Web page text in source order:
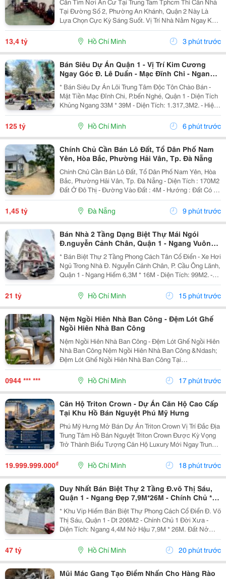
Tại Đường Số 2, Phường An Khánh, Quận 2 Này Là
Lựa Chọn Cực Kỳ Sáng Suốt. Vị Trí Nhà Nằm Ngay Khu
Trung Tâm An Khánh, Khu Vực Lõi Của Thành Phố Thủ
Đức. Với Diện Tích 62M2, Kích Thước 4.1M X 15M,...
13,4 tỷ Hồ Chí Minh 3 phút trước
Bán Siêu Dự Án Quận 1 - Vị Trí Kim Cương
Ngay Góc Đ. Lê Duẩn - Mạc Đĩnh Chi - Ngang
Hiếm 33M*39M - Gpxd 3 Hầm 16 Tầng * Lh
Giang Giang:
* Bán Siêu Dự Án Lõi Trung Tâm Độc Tôn Chào Bán -
Mặt Tiền Mạc Đĩnh Chi, P.bến Nghé, Quận 1 - Diện Tích
Khủng Ngang 33M * 39M - Diện Tích: 1.317,3M2. - Hiện
Trạng: Nhà C4. - Gpxd: 3 Hầm - 16 Tầng. - Siêu Phẩm
Cực Hiếm: Bên Trái Là Toà Nhà...
125 tỷ Hồ Chí Minh 6 phút trước
Chính Chủ Cần Bán Lô Đất, Tổ Dân Phố Nam
Yên, Hòa Bắc, Phường Hải Vân, Tp. Đà Nẵng
Chính Chủ Cần Bán Lô Đất, Tổ Dân Phố Nam Yên, Hòa
Bắc, Phường Hải Vân, Tp. Đà Nẵng - Diện Tích : 170M2
Đất Ở Đô Thị - Đường Vào Đất : 4M - Hướng : Đất Có 2
Mặt Đường Vừa Hướng Đông Vừa Hướng Tây - Giá: 1
Tỷ 450 ( Thương Lượng Chính Chủ) - Ưa...
1,45 tỷ Đà Nẵng 9 phút trước
Bán Nhà 2 Tầng Dạng Biệt Thự Mái Ngói
Đ.nguyễn Cảnh Chân, Quận 1 - Ngang Vuông
Đẹp 6,3M*14M - Vị Trí Ngay Góc Đ.nguyễn Trãi
Hiếm Bán
* Bán Biệt Thự 2 Tầng Phong Cách Tân Cổ Điển - Xe Hơi
Ngủ Trong Nhà Đ. Nguyễn Cảnh Chân, P. Cầu Ông Lãnh,
Quận 1 - Ngang Hiếm 6,3M * 16M - Diện Tích: 99M2. -
Kết Cấu: 2 Tầng - Cấu Trúc Dạng Biệt Thự Mái Ngói
Siêu Đẹp. - Vị Trí: Đường Trước Nhà 8M...
21 tỷ Hồ Chí Minh 15 phút trước
Nệm Ngồi Hiên Nhà Ban Công - Đệm Lót Ghế
Ngồi Hiên Nhà Ban Công
Nệm Ngồi Hiên Nhà Ban Công - Đệm Lót Ghế Ngồi Hiên
Nhà Ban Công Nệm Ngồi Hiên Nhà Ban Công &Ndash;
Đệm Lót Ghế Ngồi Hiên Nhà Ban Công Tại
Nemngoi.com Có Nhiều Chất Liệu, Độ Dày, Kích Thước
Và Màu Sắc Để Lựa Chọn Theo Nhu Cầu. Sản Phẩm
Bán Sỉ Và Lẻ,...
0944 *** *** Hồ Chí Minh 17 phút trước
Căn Hộ Triton Crown - Dự Án Căn Hộ Cao Cấp
Tại Khu Hồ Bán Nguyệt Phú Mỹ Hưng
Phú Mỹ Hưng Mở Bán Dự Án Triton Crown Vị Trí Đắc Địa
Trung Tâm Hồ Bán Nguyệt Triton Crown Được Kỳ Vọng
Trở Thành Biểu Tượng Căn Hộ Luxury Mới Ngay Trung
Tâm Hồ Bán Nguyệt &Ndash; Nơi Hội Tụ Cộng Đồng
Cư Dân Đẳng Cấp Và Giá Trị Tích Sản Bền Vững...
19.999.999.000₫ Hồ Chí Minh 18 phút trước
Duy Nhất Bán Biệt Thự 2 Tầng Đ.võ Thị Sáu,
Quận 1 - Ngang Đẹp 7,9M*26M - Chính Chủ *
Lh Giang Giang:
* Khu Vip Hiếm Bán Biệt Thự Phong Cách Cổ Điển Đ. Võ
Thị Sáu, Quận 1 - Dt 206M2 - Chính Chủ 1 Đời Xưa -
Diện Tích: Ngang 4,4M Nở Hậu 7,9M * 26M. Đất Nở
Hậu Vuông Đẹp - Phong Thuỷ Tốt Cho Gia Chủ. - Kết
Cấu: 2 Tầng. - Thích Hợp Chủ Mới Về Ở Hoặc...
47 tỷ Hồ Chí Minh 20 phút trước
Mũi Mác Gang Tạo Điểm Nhấn Cho Hàng Rào